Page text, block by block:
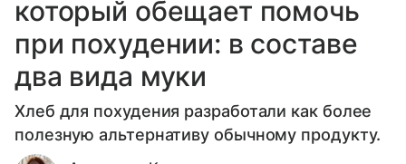
который обещает помочь
при похудении: в составе
два вида муки
Хлеб для похудения разработали как более
полезную альтернативу обычному продукту.